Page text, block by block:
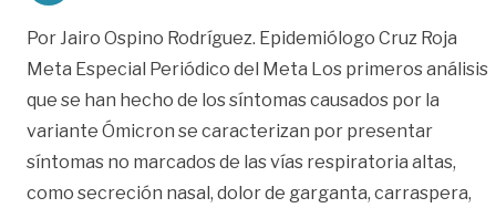
Por Jairo Ospino Rodríguez. Epidemiólogo Cruz Roja
Meta Especial Periódico del Meta Los primeros análisis
que se han hecho de los síntomas causados por la
variante Ómicron se caracterizan por presentar
síntomas no marcados de las vías respiratoria altas,
como secreción nasal, dolor de garganta, carraspera,